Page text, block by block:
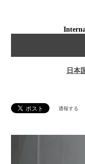
日本
通報する